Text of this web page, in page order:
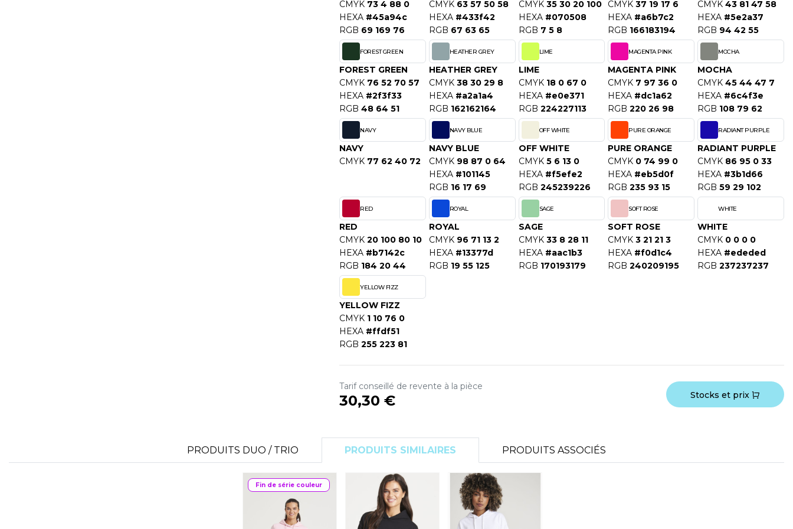
S
SANS ETIQUETTE
CMYK 73 4 88 0
HEXA #45a94c
RGB 69 169 76
CMYK 63 57 50 58
HEXA #433f42
RGB 67 63 65
CMYK 35 30 20 100
HEXA #070508
RGB 7 5 8
CMYK 37 19 17 6
HEXA #a6b7c2
RGB 166183194
CMYK 43 81 47 58
HEXA #5e2a37
RGB 94 42 55
FOREST GREEN
FOREST GREEN
CMYK 76 52 70 57
HEXA #2f3f33
RGB 48 64 51
HEATHER GREY
HEATHER GREY
CMYK 38 30 29 8
HEXA #a2a1a4
RGB 162162164
LIME
LIME
CMYK 18 0 67 0
HEXA #e0e371
RGB 224227113
MAGENTA PINK
MAGENTA PINK
CMYK 7 97 36 0
HEXA #dc1a62
RGB 220 26 98
MOCHA
MOCHA
CMYK 45 44 47 7
HEXA #6c4f3e
RGB 108 79 62
NAVY
NAVY
CMYK 77 62 40 72
NAVY BLUE
NAVY BLUE
CMYK 98 87 0 64
HEXA #101145
RGB 16 17 69
OFF WHITE
OFF WHITE
CMYK 5 6 13 0
HEXA #f5efe2
RGB 245239226
PURE ORANGE
PURE ORANGE
CMYK 0 74 99 0
HEXA #eb5d0f
RGB 235 93 15
RADIANT PURPLE
RADIANT PURPLE
CMYK 86 95 0 33
HEXA #3b1d66
RGB 59 29 102
RED
RED
CMYK 20 100 80 10
HEXA #b7142c
RGB 184 20 44
ROYAL
ROYAL
CMYK 96 71 13 2
HEXA #13377d
RGB 19 55 125
SAGE
SAGE
CMYK 33 8 28 11
HEXA #aac1b3
RGB 170193179
SOFT ROSE
SOFT ROSE
CMYK 3 21 21 3
HEXA #f0d1c4
RGB 240209195
WHITE
WHITE
CMYK 0 0 0 0
HEXA #ededed
RGB 237237237
YELLOW FIZZ
YELLOW FIZZ
CMYK 1 10 76 0
HEXA #ffdf51
RGB 255 223 81
Tarif conseillé de revente à la pièce
30,30 € Stocks et prix
PRODUITS DUO / TRIO PRODUITS SIMILAIRES PRODUITS ASSOCIÉS
Fin de série couleur